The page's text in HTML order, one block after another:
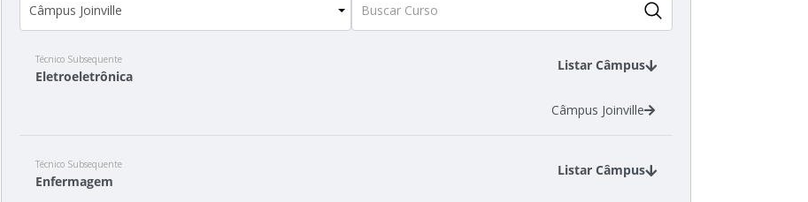
Técnico Subsequente
Eletroeletrônica
Listar Câmpus
Câmpus Joinville
Técnico Subsequente
Enfermagem
Listar Câmpus